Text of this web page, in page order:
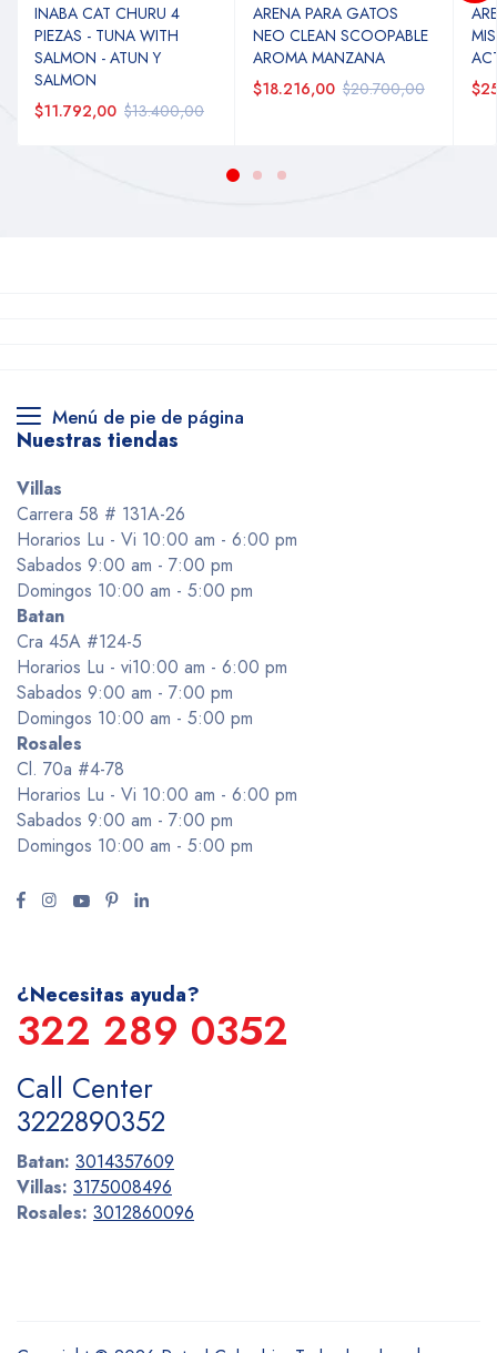
INABA CAT CHURU 4
PIEZAS - TUNA WITH
SALMON - ATUN Y
SALMON
$11.792,00 $13.400,00
ARENA PARA GATOS
NEO CLEAN SCOOPABLE
AROMA MANZANA
$18.216,00 $20.700,00
Menú de pie de página
Nuestras tiendas
Villas
Carrera 58 # 131A-26
Horarios Lu - Vi 10:00 am - 6:00 pm
Sabados 9:00 am - 7:00 pm
Domingos 10:00 am - 5:00 pm
Batan
Cra 45A #124-5
Horarios Lu - vi10:00 am - 6:00 pm
Sabados 9:00 am - 7:00 pm
Domingos 10:00 am - 5:00 pm
Rosales
Cl. 70a #4-78
Horarios Lu - Vi 10:00 am - 6:00 pm
Sabados 9:00 am - 7:00 pm
Domingos 10:00 am - 5:00 pm
¿Necesitas ayuda?
322 289 0352
Call Center
3222890352
Batan: 3014357609
Villas: 3175008496
Rosales: 3012860096